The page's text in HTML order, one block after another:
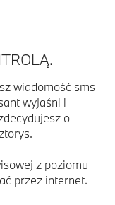
wiadomość sms
wyjaśni i
o
z poziomu
przez internet.